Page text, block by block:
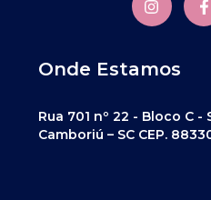
Onde Estamos
Rua 701 nº 22 - Bloco C
Camboriú – SC CEP.